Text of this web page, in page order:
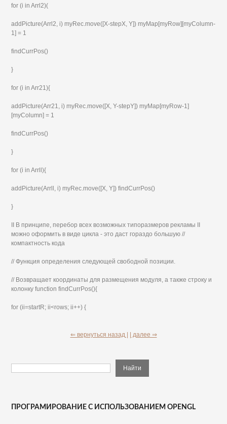
for (i in Arrl2)(
addPicture(Arrl2, i) myRec.move([X-stepX, Y]) myMap[myRow][myColumn-
1] = 1
findCurrPos()
}
for (i in Arr21){
addPicture(Arr21, i) myRec.move([X, Y-stepY]) myMap[myRow-1]
[myColumn] = 1
findCurrPos()
}
for (i in Arrll){
addPicture(Arrll, i) myRec.move([X, Y]) findCurrPos()
}
II В принципе, перебор всех возможных типоразмеров рекламы II
можно оформить в виде цикла - это даст гораздо большую //
компактность кода
// Функция определения следующей свободной позиции.
// Возвращает координаты для размещения модуля, а также строку и
колонку function findCurrPos(){
for (ii=startR; ii<rows; ii++) {
⇐ вернуться назад | | далее ⇒
ПРОГРАМИРОВАНИЕ С ИСПОЛЬЗОВАНИЕМ OPENGL